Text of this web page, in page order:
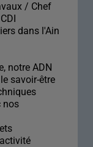
/ Chef
dans l'Ain
notre ADN
savoir-être
nos